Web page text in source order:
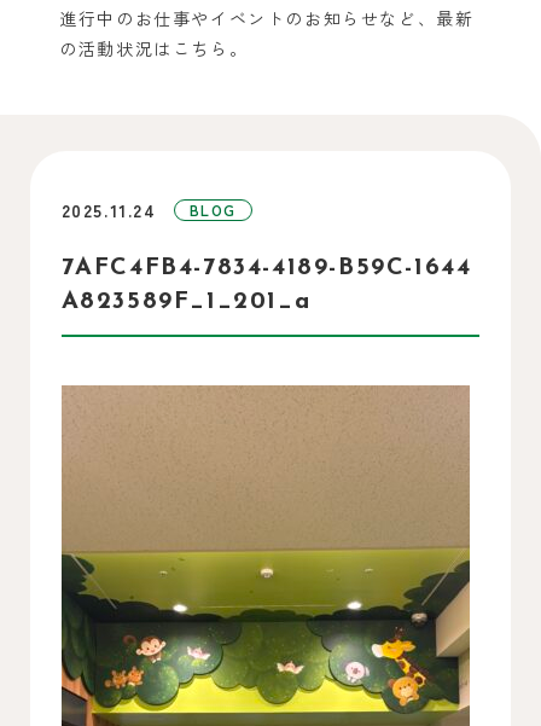
進行中のお仕事やイベントのお知らせなど、 最新
の活動状況はこちら。
2025.11.24 BLOG
7AFC4FB4-7834-4189-B59C-1644
A823589F_1_201_a